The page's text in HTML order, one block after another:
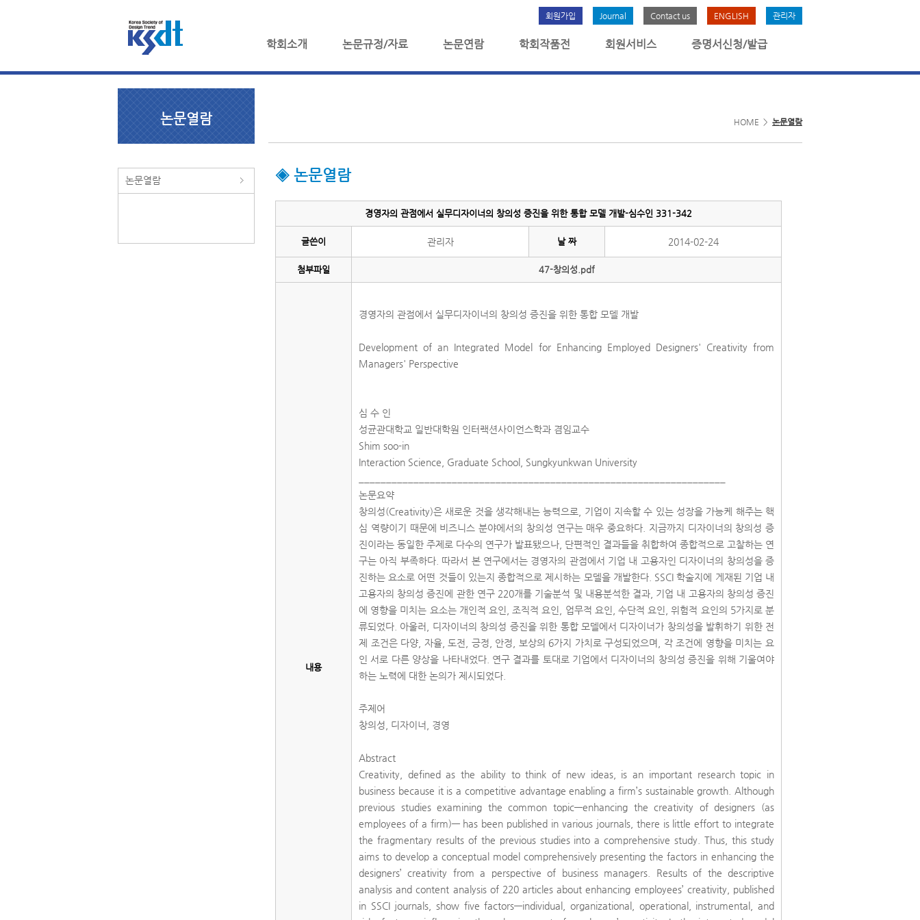
회원가입 Journal Contact us ENGLISH 관리자
학회소개 논문규정/자료 논문연람 학회작품전 회원서비스 증명서신청/발급
논문열람
논문열람
HOME > 논문열람
◈ 논문열람
경영자의 관점에서 실무디자이너의 창의성 증진을 위한 통합 모델 개발-심수인 331-342
글쓴이 관리자 날 짜 2014-02-24
첨부파일 47-창의성.pdf
내용
경영자의 관점에서 실무디자이너의 창의성 증진을 위한 통합 모델 개발
Development of an Integrated Model for Enhancing Employed Designers' Creativity from
Managers' Perspective
심 수 인
성균관대학교 일반대학원 인터랙션사이언스학과 겸임교수
Shim soo-in
Interaction Science, Graduate School, Sungkyunkwan University
논문요약
창의성(Creativity)은 새로운 것을 생각해내는 능력으로, 기업이 지속할 수 있는 성장을 가능케 해주는 핵
심 역량이기 때문에 비즈니스 분야에서의 창의성 연구는 매우 중요하다. 지금까지 디자이너의 창의성 증
진이라는 동일한 주제로 다수의 연구가 발표됐으나, 단편적인 결과들을 취합하여 종합적으로 고찰하는 연
구는 아직 부족하다. 따라서 본 연구에서는 경영자의 관점에서 기업 내 고용자인 디자이너의 창의성을 증
진하는 요소로 어떤 것들이 있는지 종합적으로 제시하는 모델을 개발한다. SSCI 학술지에 게재된 기업 내
고용자의 창의성 증진에 관한 연구 220개를 기술분석 및 내용분석한 결과, 기업 내 고용자의 창의성 증진
에 영향을 미치는 요소는 개인적 요인, 조직적 요인, 업무적 요인, 수단적 요인, 위험적 요인의 5가지로 분
류되었다. 아울러, 디자이너의 창의성 증진을 위한 통합 모델에서 디자이너가 창의성을 발휘하기 위한 전
제 조건은 다양, 자율, 도전, 긍정, 안정, 보상의 6가지 가치로 구성되었으며, 각 조건에 영향을 미치는 요
인 서로 다른 양상을 나타내었다. 연구 결과를 토대로 기업에서 디자이너의 창의성 증진을 위해 기울여야
하는 노력에 대한 논의가 제시되었다.
주제어
창의성, 디자이너, 경영
Abstract
Creativity, defined as the ability to think of new ideas, is an important research topic in
business because it is a competitive advantage enabling a firm’s sustainable growth. Although
previous studies examining the common topic—enhancing the creativity of designers (as
employees of a firm)— has been published in various journals, there is little effort to integrate
the fragmentary results of the previous studies into a comprehensive study. Thus, this study
aims to develop a conceptual model comprehensively presenting the factors in enhancing the
designers’ creativity from a perspective of business managers. Results of the descriptive
analysis and content analysis of 220 articles about enhancing employees’ creativity, published
in SSCI journals, show five factors—individual, organizational, operational, instrumental, and